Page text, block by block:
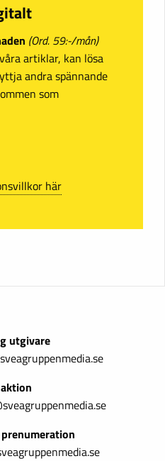
(Ord. 59:-/mån)
artiklar, kan lösa
andra spännande
som
här
utgivare